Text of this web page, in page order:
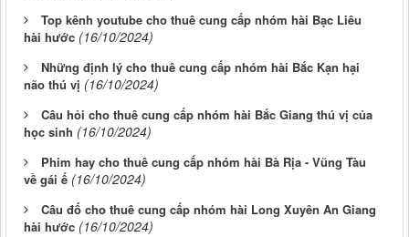
Top kênh youtube cho thuê cung cấp nhóm hài Bạc Liêu
hài hước (16/10/2024)
Những định lý cho thuê cung cấp nhóm hài Bắc Kạn hại
não thú vị (16/10/2024)
Câu hỏi cho thuê cung cấp nhóm hài Bắc Giang thú vị của
học sinh (16/10/2024)
Phim hay cho thuê cung cấp nhóm hài Bà Rịa - Vũng Tàu
về gái ế (16/10/2024)
Câu đố cho thuê cung cấp nhóm hài Long Xuyên An Giang
hài hước (16/10/2024)